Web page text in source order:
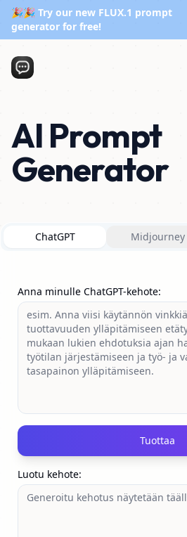
🎉🎉 Try our new FLUX.1 prompt
generator for free!
AI Prompt
Generator
ChatGPT Midjourney
Anna minulle ChatGPT-kehote:
Tuottaa
Luotu kehote: